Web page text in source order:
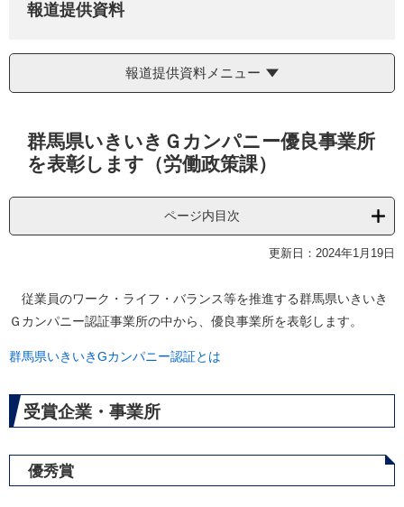
報道提供資料
報道提供資料メニュー
群馬県いきいきＧカンパニー優良事業所
を表彰します（労働政策課）
ページ内目次
更新日：2024年1月19日
従業員のワーク・ライフ・バランス等を推進する群馬県いきいき
Ｇカンパニー認証事業所の中から、優良事業所を表彰します。
群馬県いきいきGカンパニー認証とは
受賞企業・事業所
優秀賞